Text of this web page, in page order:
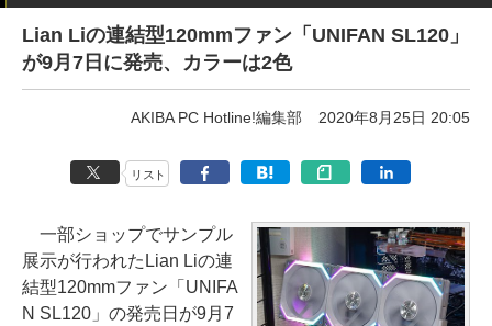
Lian Liの連結型120mmファン「UNIFAN SL120」
が9月7日に発売、カラーは2色
AKIBA PC Hotline!編集部 2020年8月25日 20:05
リスト
一部ショップでサンプル
展示が行われたLian Liの連
結型120mmファン「UNIFA
N SL120」の発売日が9月7